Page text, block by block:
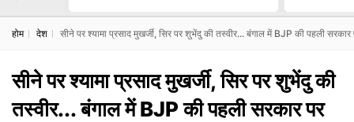
होम देश सीने पर श्यामा प्रसाद मुखर्जी, सिर पर शुभेंदु की तस्वीर... बंगाल में BJP की पहली सरकार
सीने पर श्यामा प्रसाद मुखर्जी, सिर पर शुभेंदु की
तस्वीर... बंगाल में BJP की पहली सरकार पर